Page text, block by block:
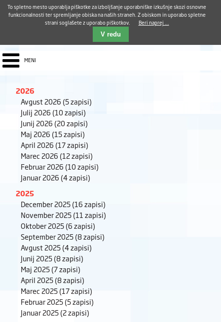
E-pošta ZUDV
Iskalnik
MENI
2026
Avgust 2026 (5 zapisi)
Julij 2026 (10 zapisi)
Junij 2026 (20 zapisi)
Maj 2026 (15 zapisi)
April 2026 (17 zapisi)
Marec 2026 (12 zapisi)
Februar 2026 (10 zapisi)
Januar 2026 (4 zapisi)
2025
December 2025(16 zapisi)
November 2025(11 zapisi)
Oktober 2025(6 zapisi)
September 2025(8 zapisi)
Avgust 2025(4 zapisi)
Junij 2025(8 zapisi)
Maj 2025(7 zapisi)
April 2025(8 zapisi)
Marec 2025(17 zapisi)
Februar 2025(5 zapisi)
Januar 2025(2 zapisi)
To spletno mesto uporablja piškotke za izboljšanje uporabniške izkušnje skozi osnovne
funkcionalnosti ter spremljanje obiska na naših straneh. Z obiskom in uporabo spletne
strani soglašete z uporabo piškotkov.
Beri naprej ...
V redu